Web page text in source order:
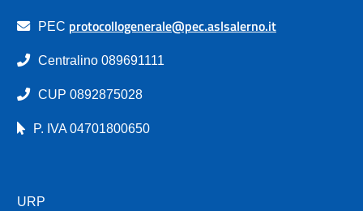
PEC protocollogenerale@pec.aslsalerno.it
Centralino 089691111
CUP 0892875028
P. IVA 04701800650
URP